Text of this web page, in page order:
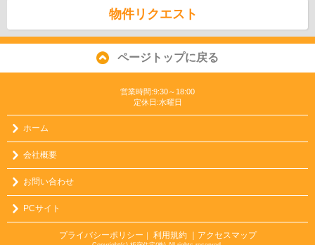
物件リクエスト
ページトップに戻る
営業時間:9:30～18:00
定休日:水曜日
ホーム
会社概要
お問い合わせ
PCサイト
プライバシーポリシー ｜ 利用規約 ｜アクセスマップ